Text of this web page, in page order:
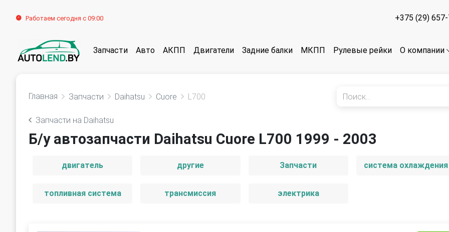
Работаем сегодня с 09:00 +375 (29)
Запчасти Авто АКПП Двигатели Задние балки МКПП Рулевые рейки О компании
Главная Запчасти Daihatsu Cuore L700
Запчасти на Daihatsu
Б/у автозапчасти Daihatsu Cuore L700 1999 - 2003
двигатель другие Запчасти система охлаждения
топливная система трансмиссия электрика